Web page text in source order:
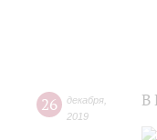
26 декабря
2019
В